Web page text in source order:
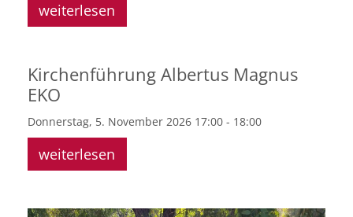
weiterlesen
Kirchenführung Albertus Magnus
EKO
Donnerstag, 5. November 2026 17:00 - 18:00
weiterlesen